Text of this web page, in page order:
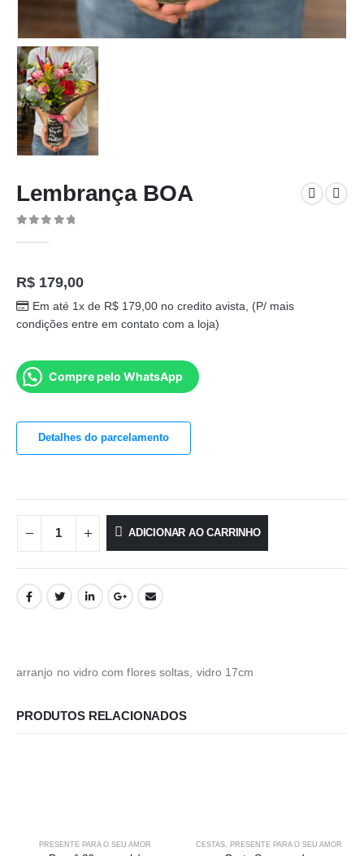
Lembrança BOA
R$ 179,00
Em até 1x de R$179,00no credito avista, (P/ mais
condições entre em contato com a loja)
Compre pelo WhatsApp
Detalhes do parcelamento
ADICIONAR AO CARRINHO
arranjo no vidro com flores soltas, vidro 17cm
PRODUTOS RELACIONADOS
PRESENTE PARA O SEU AMOR CESTAS PRESENTE PARA O SEU AMOR